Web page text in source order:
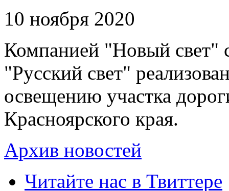
10 ноября 2020
Компанией "Новый свет"
"Русский свет"
освещению участка
Красноярского края.
Архив новостей
Читайте нас в Твиттере